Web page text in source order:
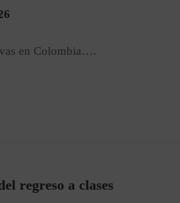
en Colombia….
regreso a clases